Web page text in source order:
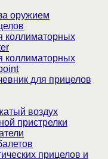
оружием
коллиматорных
коллиматорных
для прицелов
воздух
пристрелки
прицелов и